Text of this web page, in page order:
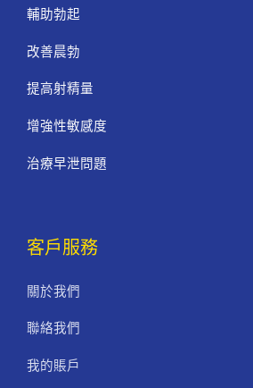
輔助勃起
改善晨勃
提高射精量
增強性敏感度
治療早泄問題
客戶服務
關於我們
聯絡我們
我的賬戶